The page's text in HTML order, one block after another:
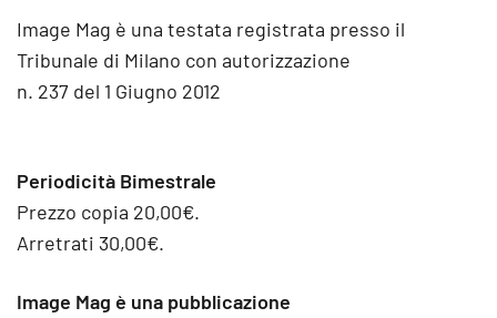
Image Mag è una testata registrata presso il
Tribunale di Milano con autorizzazione
n. 237 del 1 Giugno 2012
Periodicità Bimestrale
Prezzo copia 20,00€.
Arretrati 30,00€.
Image Mag è una pubblicazione